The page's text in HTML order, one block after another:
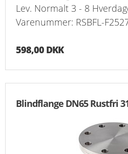
Lev. Normalt 3 - 8
Varenummer: RSBFL-
598,00 DKK
Blindflange DN65 Rustfri